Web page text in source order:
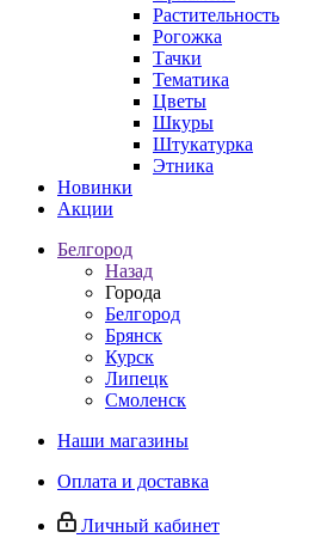
Растительность
Рогожка
Тачки
Тематика
Цветы
Шкуры
Штукатурка
Этника
Новинки
Акции
Белгород
Назад
Города
Белгород
Брянск
Курск
Липецк
Смоленск
Наши магазины
Оплата и доставка
Личный кабинет